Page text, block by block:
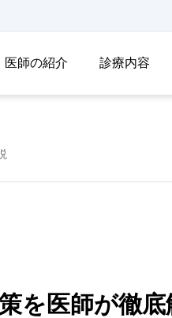
医師の紹介 診療内容
を医師が徹底